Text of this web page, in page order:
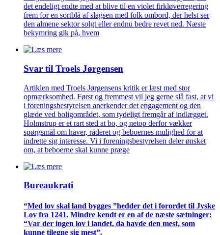
det endeligt endte med at blive til en violet firkløverregering
frem for en sortblå af slagsen med folk ombord, der helst ser
den almene sektor solgt eller endnu bedre revet ned. Næste
bekymring gik på, hvem
Svar til Troels Jørgensen
Artiklen med Troels Jørgensens kritik er læst med stor
opmærksomhed. Først og fremmest vil jeg gerne slå fast, at vi
i foreningsbestyrelsen anerkender det engagement og den
glæde ved boligområdet, som tydeligt fremgår af indlægget.
Holmstrup er et rart sted at bo, og netop derfor vækker
spørgsmål om haver, råderet og beboernes mulighed for at
indrette sig interesse. Vi i foreningsbestyrelsen deler ønsket
om, at beboerne skal kunne præge
Bureaukrati
“Med lov skal land bygges ”hedder det i forordet til Jyske
Lov fra 1241. Mindre kendt er en af de næste sætninger:
“Var der ingen lov i landet, da havde den mest, som
kunne tilegne sig mest”.